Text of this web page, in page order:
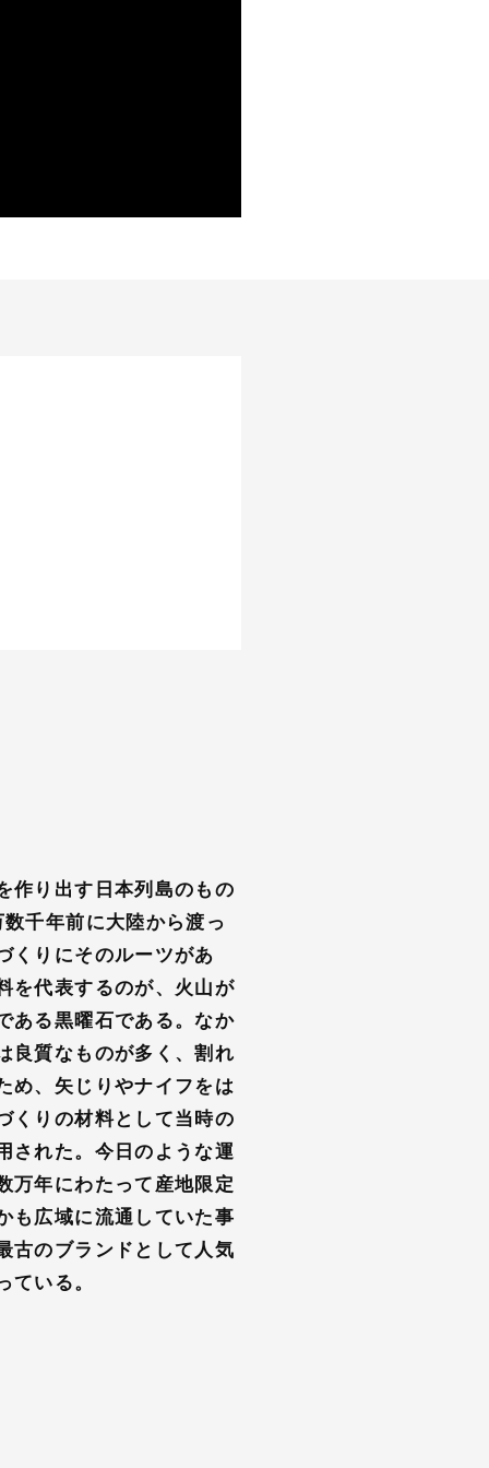
作り出す日本列島のもの
千年前に大陸から渡っ
くりにそのルーツがあ
を代表するのが、火山が
ある黒曜石である。なか
良質なものが多く、割れ
め、矢じりやナイフをは
くりの材料として当時の
された。今日のような運
万年にわたって産地限定
も広域に流通していた事
古のブランドとして人気
ている。